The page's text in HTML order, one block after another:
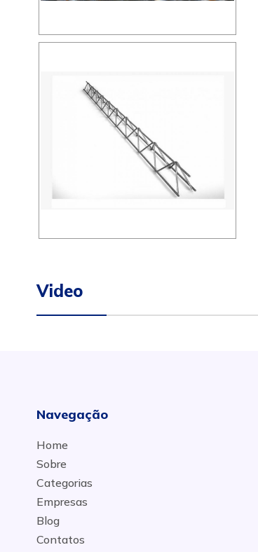
Video
Navegação
Home
Sobre
Categorias
Empresas
Blog
Contatos